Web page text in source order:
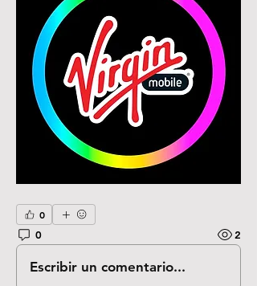
0
0
2
Escribir un comentario...